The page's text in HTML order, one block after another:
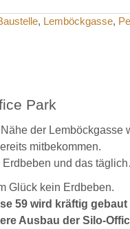
, Lemböckgasse,
Park
der Lemböckgasse
mitbekommen.
Erdbeben und das
Glück kein Erdbeben.
59 wird kräftig
Ausbau der Silo-